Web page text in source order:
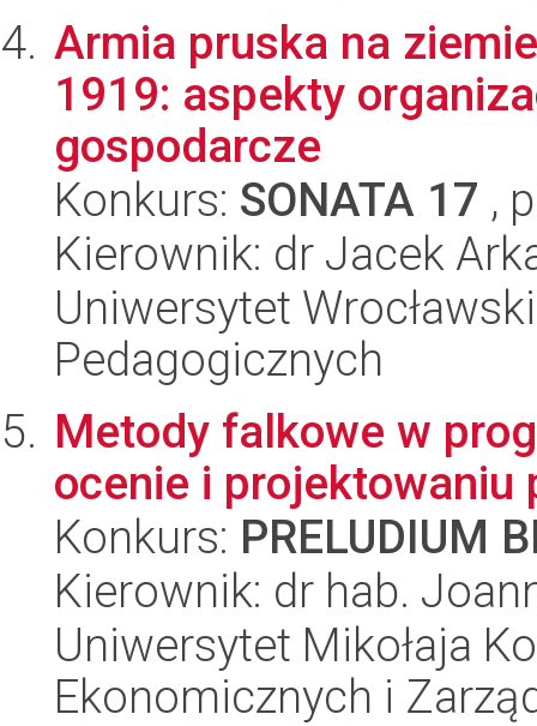
Armia pruska na
1919: aspekty
gospodarcze
Konkurs: SONATA 17 ,
Kierownik: dr Jacek
Uniwersytet
Pedagogicznych
Metody falkowe w
ocenie i
Konkurs: PRELUDIUM
Kierownik: dr hab.
Uniwersytet Mikołaja
Ekonomicznych i